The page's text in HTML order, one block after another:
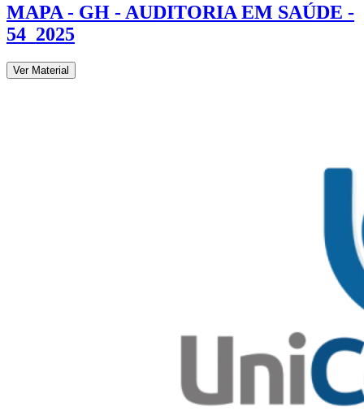
MAPA - GH - AUDITORIA EM SAÚDE -
54_2025
Ver Material